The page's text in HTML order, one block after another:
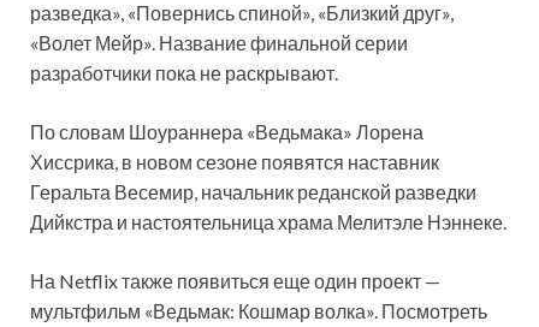
разведка», «Повернись спиной», «Близкий друг»,
«Волет Мейр». Название финальной серии
разработчики пока не раскрывают.
По словам Шоураннера «Ведьмака» Лорена
Хиссрика, в новом сезоне появятся наставник
Геральта Весемир, начальник реданской разведки
Дийкстра и настоятельница храма Мелитэле Нэннеке.
На Netflix также появиться еще один проект —
мультфильм «Ведьмак: Кошмар волка». Посмотреть